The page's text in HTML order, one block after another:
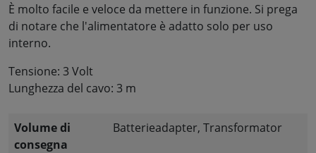
È molto facile e veloce da mettere in funzione. Si prega
di notare che l'alimentatore è adatto solo per uso
interno.
Tensione: 3 Volt
Lunghezza del cavo: 3 m
Volume di
consegna
Batterieadapter, Transformator